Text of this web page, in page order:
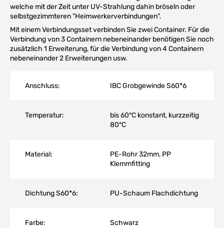
welche mit der Zeit unter UV-Strahlung dahin bröseln oder
selbstgezimmteren "Heimwerkerverbindungen".
Mit einem Verbindungsset verbinden Sie zwei Container. Für die
Verbindung von 3 Containern nebeneinander benötigen Sie noch
zusätzlich 1 Erweiterung, für die Verbindung von 4 Containern
nebeneinander 2 Erweiterungen usw.
Anschluss: IBC Grobgewinde S60*6
Temperatur:
bis 60°C konstant, kurzzeitig
80°C
Material:
PE-Rohr 32mm, PP
Klemmfitting
Dichtung S60*6: PU-Schaum Flachdichtung
Farbe: Schwarz